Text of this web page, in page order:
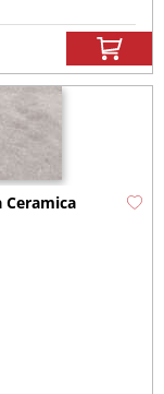
Ceramica